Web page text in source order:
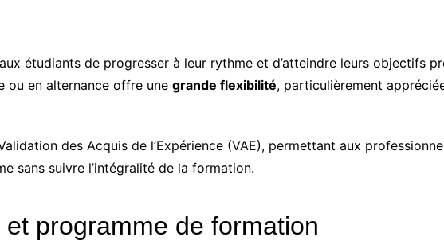
étudiants de progresser à leur rythme et d’atteindre leurs objectifs
ou en alternance offre une grande flexibilité, particulièrement
des Acquis de l’Expérience (VAE), permettant aux
sans suivre l’intégralité de la formation.
programme de formation